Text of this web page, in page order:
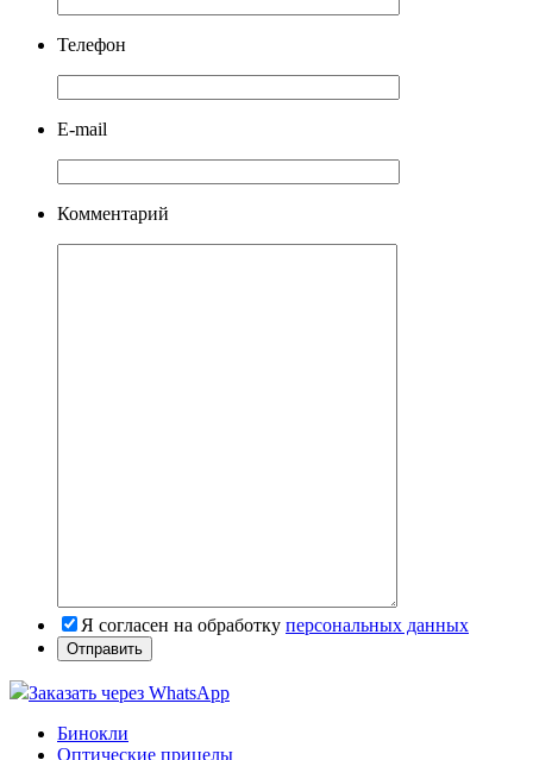
Телефон
E-mail
Комментарий
Я согласен на обработку персональных данных
Заказать через WhatsApp
Бинокли
Оптические прицелы